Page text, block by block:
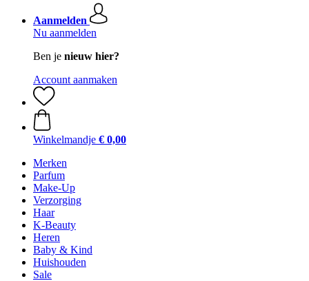
Aanmelden
Nu aanmelden
Ben je nieuw hier?
Account aanmaken
Winkelmandje € 0,00
Merken
Parfum
Make-Up
Verzorging
Haar
K-Beauty
Heren
Baby & Kind
Huishouden
Sale